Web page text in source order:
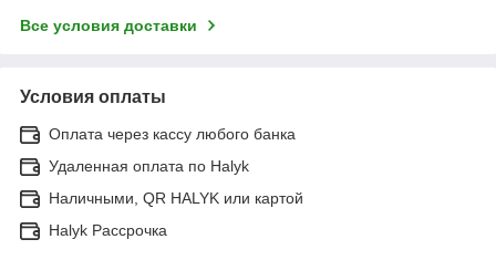
Все условия доставки
Условия оплаты
Оплата через кассу любого банка
Удаленная оплата по Halyk
Наличными, QR HALYK или картой
Halyk Рассрочка